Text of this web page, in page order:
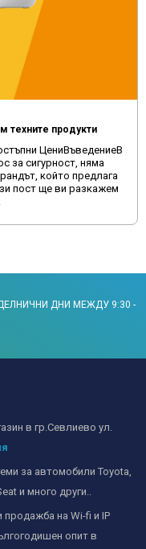
техните продукти
ЦениВъведениеВ
за сигурност, няма
който предлага
пост ще ви разкажем
ДНИ МЕЖДУ 9:30 -
в гр.Севлиево ул.
за автомобили Toyota,
и много други..
продажба на Wi-fi и IP
опит в